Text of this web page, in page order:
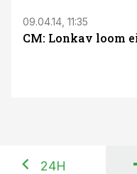
09.04.14, 11:35
CM: Lonkav loom
24H